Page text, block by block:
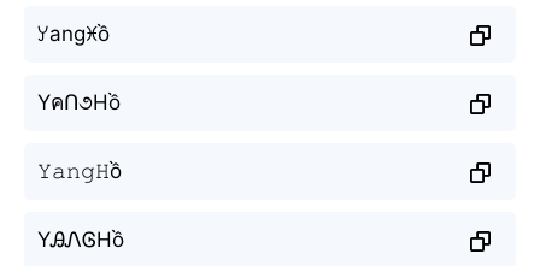
ꌦangꁝồ
YคՈ૭Hồ
𝚈𝚊𝚗𝚐𝙷ồ
YᎯᏁᎶHồ